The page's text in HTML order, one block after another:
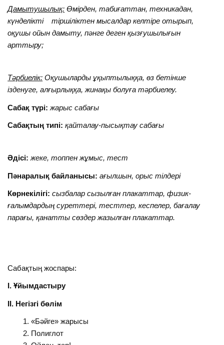
Дамытушылық: Өмірден, табиғаттан, техникадан,
күнделікті тіршіліктен мысалдар келтіре отырып,
оқушы ойын дамыту, пәнге деген қызғушылығын
арттыру;
Тәрбиелік: Оқушыларды ұқыптылыққа, өз бетінше
ізденуге, алғырлыққа, жинақы болуға тәрбиелеу.
Сабақ түрі:жарыс сабағы
Сабақтың типі: қайталау-пысықтау сабағы
Әдісі:жеке, топпен жұмыс, тест
Пәнаралық байланысы:ағылшын, орыс тілдері
Көрнекілігі:сызбалар сызылған плакаттар, физик-
ғалымдардың суреттері, тесттер, кеспелер, бағалау
парағы, қанатты сөздер жазылған плакаттар.
Сабақтың жоспары:
І. Ұйымдастыру
ІІ. Негізгі бөлім
«Бәйге» жарысы
Полиглот